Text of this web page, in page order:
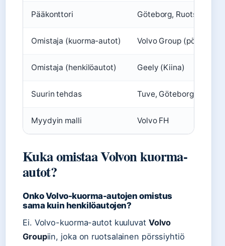
Pääkonttori Göteborg, Ruotsi
Omistaja (kuorma-autot) Volvo Group
Omistaja (henkilöautot) Geely (Kiina)
Suurin tehdas Tuve, Göteborg
Myydyin malli Volvo FH
Kuka omistaa Volvon kuorma-
autot?
Onko Volvo-kuorma-autojen omistus
sama kuin henkilöautojen?
Ei. Volvo-kuorma-autot kuuluvat Volvo
Groupiin, joka on ruotsalainen pörssiyhtiö